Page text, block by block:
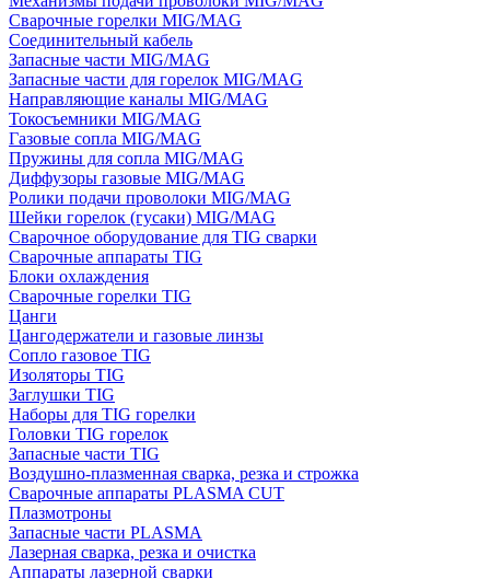
Сварочные горелки MIG/MAG
Соединительный кабель
Запасные части MIG/MAG
Запасные части для горелок MIG/MAG
Направляющие каналы MIG/MAG
Токосъемники MIG/MAG
Газовые сопла MIG/MAG
Пружины для сопла MIG/MAG
Диффузоры газовые MIG/MAG
Ролики подачи проволоки MIG/MAG
Шейки горелок (гусаки) MIG/MAG
Сварочное оборудование для TIG сварки
Сварочные аппараты TIG
Блоки охлаждения
Сварочные горелки TIG
Цанги
Цангодержатели и газовые линзы
Сопло газовое TIG
Изоляторы TIG
Заглушки TIG
Наборы для TIG горелки
Головки TIG горелок
Запасные части TIG
Воздушно-плазменная сварка, резка и строжка
Сварочные аппараты PLASMA CUT
Плазмотроны
Запасные части PLASMA
Лазерная сварка, резка и очистка
Аппараты лазерной сварки